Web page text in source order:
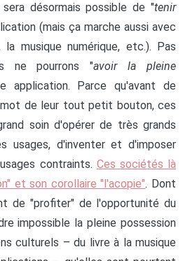
désormais possible de "tenir
(mais ça marche aussi avec
la musique numérique, etc.). Pas
ne pourrons "avoir la pleine
application. Parce qu'avant de
de leur tout petit bouton, ces
soin d'opérer de très grands
usages, d'inventer et d'imposer
contraints. Ces sociétés là
et son corollaire "l'acopie". Dont
de "profiter" de l'opportunité du
impossible la pleine possession
culturels – du livre à la musique